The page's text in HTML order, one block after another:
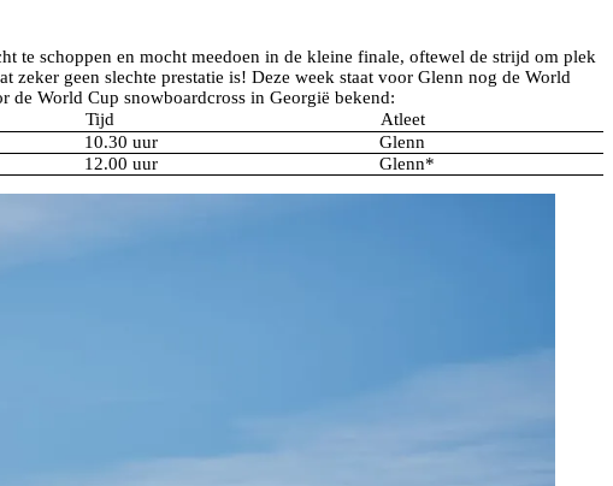
te schoppen en mocht meedoen in de kleine finale, oftewel de strijd om plek
geen slechte prestatie is! Deze week staat voor Glenn nog de World
de World Cup snowboardcross in Georgië bekend:
Tijd
Atleet
10.30 uur
Glenn
12.00 uur Glenn*